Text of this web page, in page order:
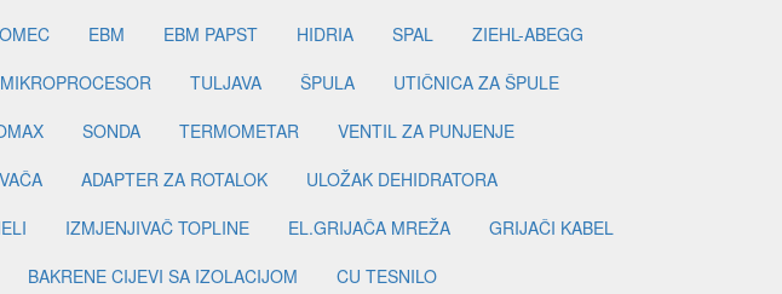
EBM EBM PAPST HIDRIA SPAL
ZIEHL-ABEGG
MIKROPROCESOR TULJAVA ŠPULA
UTIČNICA ZA ŠPULE
SONDA TERMOMETAR
VENTIL ZA PUNJENJE
ADAPTER ZA ROTALOK
ULOŽAK DEHIDRATORA
IZMJENJIVAČ TOPLINE EL.GRIJAČA MREŽA
GRIJAČI KABEL
BAKRENE CIJEVI SA IZOLACIJOM
CU TESNILO